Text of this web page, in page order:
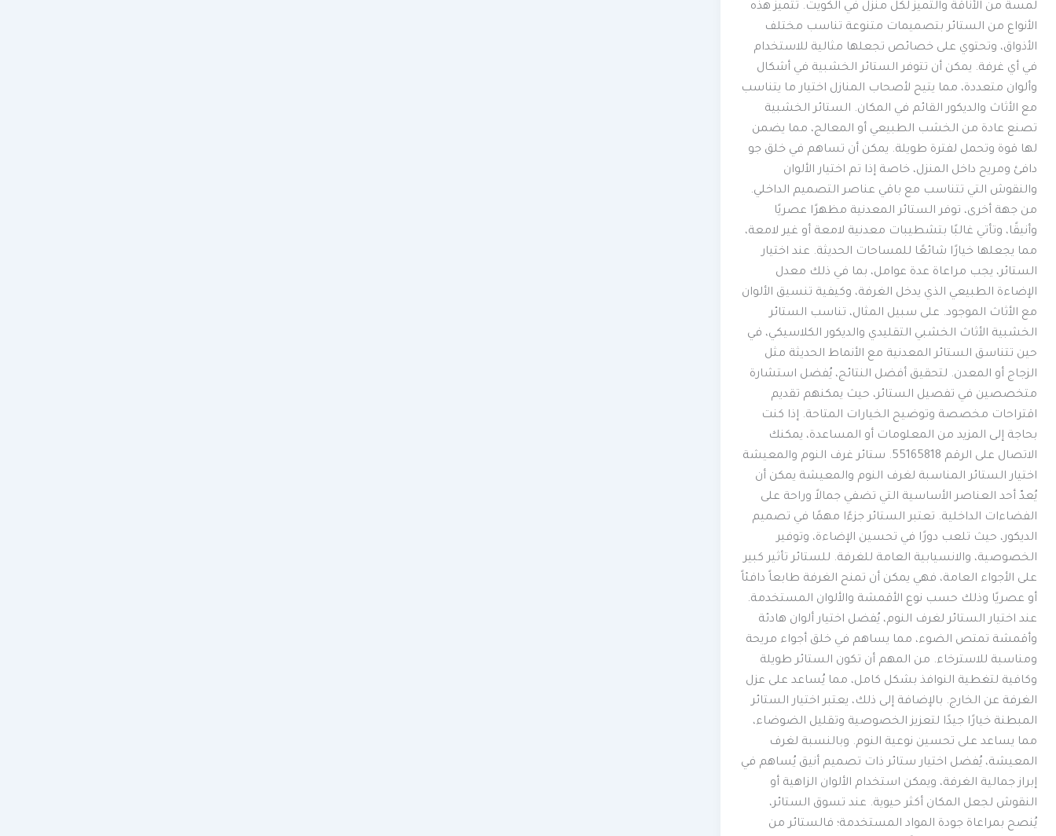
لمسة من الأناقة والتميز لكل منزل في الكويت. تتميز هذه
الأنواع من الستائر بتصميمات متنوعة تناسب مختلف
الأذواق، وتحتوي على خصائص تجعلها مثالية للاستخدام
في أي غرفة. يمكن أن تتوفر الستائر الخشبية في أشكال
وألوان متعددة، مما يتيح لأصحاب المنازل اختيار ما يتناسب
مع الأثاث والديكور القائم في المكان. الستائر الخشبية
تصنع عادة من الخشب الطبيعي أو المعالج، مما يضمن
لها قوة وتحمل لفترة طويلة. يمكن أن تساهم في خلق جو
دافئ ومريح داخل المنزل، خاصة إذا تم اختيار الألوان
والنقوش التي تتناسب مع باقي عناصر التصميم الداخلي.
من جهة أخرى، توفر الستائر المعدنية مظهرًا عصريًا
وأنيقًا، وتأتي غالبًا بتشطيبات معدنية لامعة أو غير لامعة،
مما يجعلها خيارًا شائعًا للمساحات الحديثة. عند اختيار
الستائر، يجب مراعاة عدة عوامل، بما في ذلك معدل
الإضاءة الطبيعي الذي يدخل الغرفة، وكيفية تنسيق الألوان
مع الأثاث الموجود. على سبيل المثال، تناسب الستائر
الخشبية الأثاث الخشبي التقليدي والديكور الكلاسيكي، في
حين تتناسق الستائر المعدنية مع الأنماط الحديثة مثل
الزجاج أو المعدن. لتحقيق أفضل النتائج، يُفضل استشارة
متخصصين في تفصيل الستائر، حيث يمكنهم تقديم
اقتراحات مخصصة وتوضيح الخيارات المتاحة. إذا كنت
بحاجة إلى المزيد من المعلومات أو المساعدة، يمكنك
الاتصال على الرقم 55165818. ستائر غرف النوم والمعيشة
اختيار الستائر المناسبة لغرف النوم والمعيشة يمكن أن
يُعدّ أحد العناصر الأساسية التي تضفي جمالاً وراحة على
الفضاءات الداخلية. تعتبر الستائر جزءًا مهمًا في تصميم
الديكور، حيث تلعب دورًا في تحسين الإضاءة، وتوفير
الخصوصية، والانسيابية العامة للغرفة. للستائر تأثير كبير
على الأجواء العامة، فهي يمكن أن تمنح الغرفة طابعاً دافئاً
أو عصريًا وذلك حسب نوع الأقمشة والألوان المستخدمة.
عند اختيار الستائر لغرف النوم، يُفضل اختيار ألوان هادئة
وأقمشة تمتص الضوء، مما يساهم في خلق أجواء مريحة
ومناسبة للاسترخاء. من المهم أن تكون الستائر طويلة
وكافية لتغطية النوافذ بشكل كامل، مما يُساعد على عزل
الغرفة عن الخارج. بالإضافة إلى ذلك، يعتبر اختيار الستائر
المبطنة خيارًا جيدًا لتعزيز الخصوصية وتقليل الضوضاء،
مما يساعد على تحسين نوعية النوم. وبالنسبة لغرف
المعيشة، يُفضل اختيار ستائر ذات تصميم أنيق يُساهم في
إبراز جمالية الغرفة، ويمكن استخدام الألوان الزاهية أو
النقوش لجعل المكان أكثر حيوية. عند تسوق الستائر،
يُنصح بمراعاة جودة المواد المستخدمة؛ فالستائر من